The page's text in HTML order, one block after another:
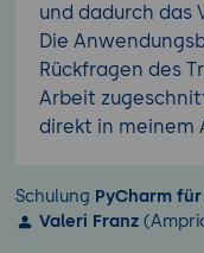
und dadurch das
Die
Rückfragen des
Arbeit
direkt in meinem
Schulung PyCharm
Valeri Franz